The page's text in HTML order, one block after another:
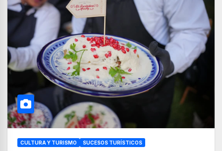
CULTURA Y TURISMO SUCESOS TURÍSTICOS